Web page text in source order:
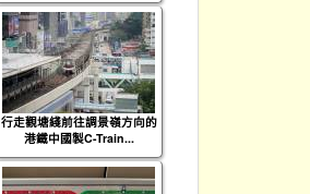
行走觀塘綫前往調景嶺方向的
港鐵中國製C-Train...